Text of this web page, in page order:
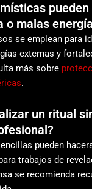
pueden
o malas
se emplean para
externas y
más sobre
.
un ritual
pueden
trabajos de
se recomienda